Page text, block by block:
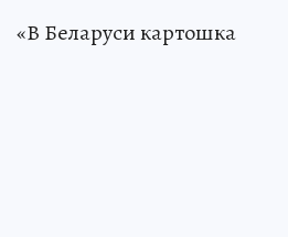
«В Беларуси картошка